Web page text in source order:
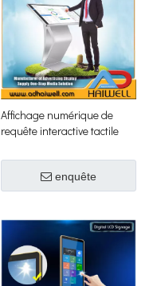
Affichage numérique de
requête interactive tactile
enquête